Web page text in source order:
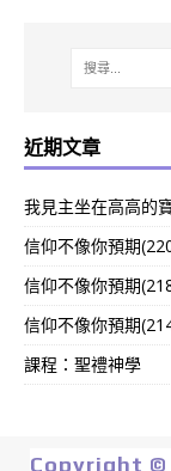
近期文章
我見主坐在高高的
信仰不像你預期
信仰不像你預期
信仰不像你預期
課程：聖禮神學
Copyright ©